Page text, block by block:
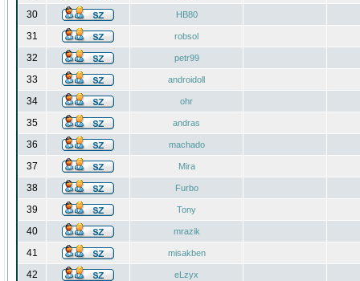
30 HB80
31 robsol
32 petr99
33 androidoll
34 ohr
35 andras
36 machado
37 Mira
38 Furbo
39 Tony
40 mrazik
41 misakben
42 eLzyx